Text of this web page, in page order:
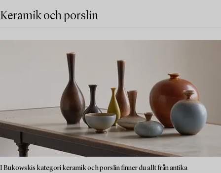
Keramik och porslin
I Bukowskis kategori keramik och porslin finner du allt från antika